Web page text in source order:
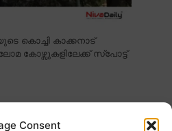
Consent
കൊച്ചി കാക്കനാട്
കോഴ്സുകളിലേക്ക് സ്പോട്ട്
അഡ്മിഷൻ